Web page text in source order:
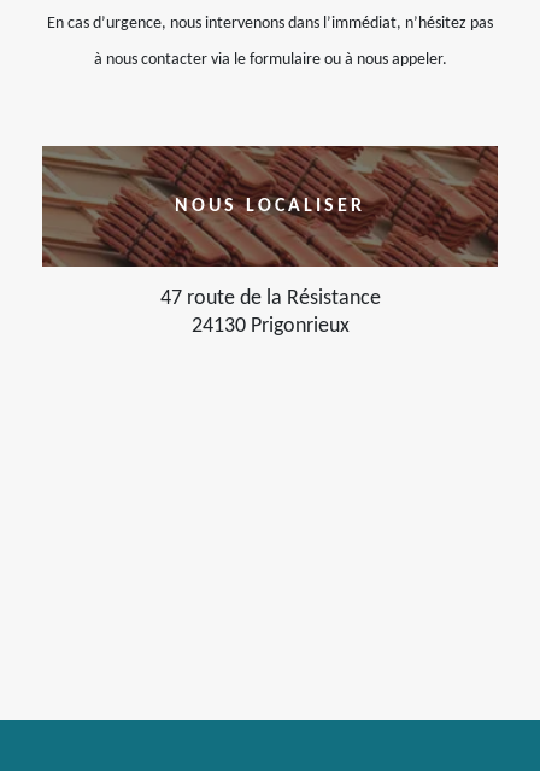
En cas d’urgence, nous intervenons dans l’immédiat, n’hésitez pas
à nous contacter via le formulaire ou à nous appeler.
NOUS LOCALISER
47 route de la Résistance
24130 Prigonrieux